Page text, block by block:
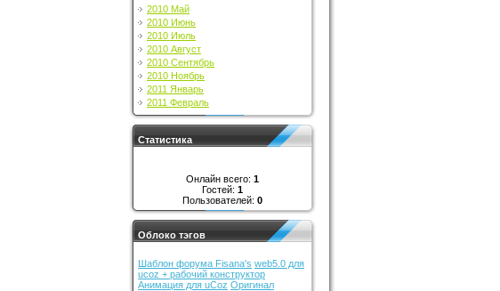
2010 Май
2010 Июнь
2010 Июль
2010 Август
2010 Сентябрь
2010 Ноябрь
2011 Январь
2011 Февраль
Статистика
Онлайн всего: 1
Гостей: 1
Пользователей: 0
Облоко тэгов
Шаблон форума Fisana's web5.0 для
ucoz + рабочий конструктор
Анимация для uCoz Оригинал